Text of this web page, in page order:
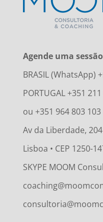
Agende uma
BRASIL (WhatsApp)
PORTUGAL +351
ou +351 964 803 103
Av da Liberdade,
Lisboa • CEP 1250-
SKYPE MOOM